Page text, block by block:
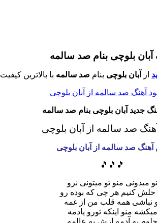
آبان بلوچی بنام صد سالمه
از آبان بلوچی بنام صد سالمه با بالاترین کیفیت
جدید آبان بلوچی بنام صد سالمه
آهنگ صد سالمه از آبان بلوچی
آهنگ صد سالمه از آبان بلوچی
🎵🎵🎵
تو میدونی منو تو میتونی نرو
حلش کنیم هر چی که بوده رو
نباشی همه قلب من از غمه
میکشه منو اینکه تورو یادمه
جلوم یه آدمه ازش یه عالمه